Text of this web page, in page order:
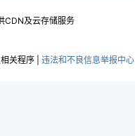
CDN及云存储服务
关程序 | 违法和不良信息举报中心